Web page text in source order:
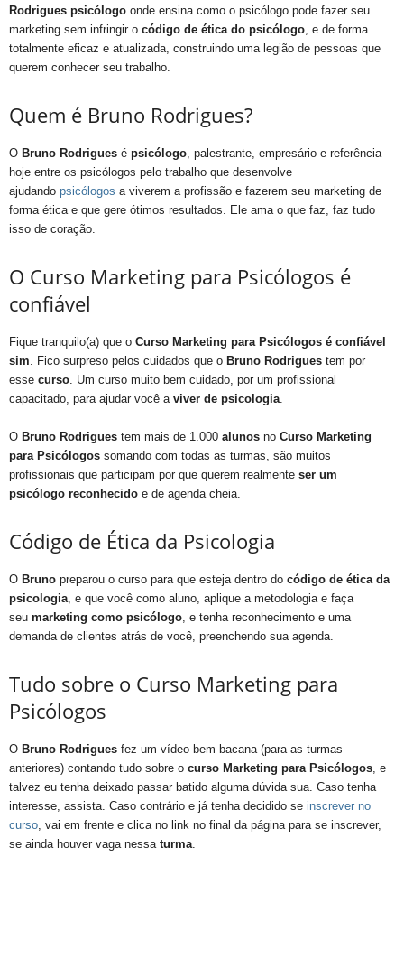
Rodrigues psicólogo onde ensina como o psicólogo pode fazer seu
marketing sem infringir o código de ética do psicólogo, e de forma
totalmente eficaz e atualizada, construindo uma legião de pessoas que
querem conhecer seu trabalho.
Quem é Bruno Rodrigues?
O Bruno Rodrigues é psicólogo, palestrante, empresário e referência
hoje entre os psicólogos pelo trabalho que desenvolve
ajudando psicólogos a viverem a profissão e fazerem seu marketing de
forma ética e que gere ótimos resultados. Ele ama o que faz, faz tudo
isso de coração.
O Curso Marketing para Psicólogos é
confiável
Fique tranquilo(a) que o Curso Marketing para Psicólogos é confiável
sim. Fico surpreso pelos cuidados que o Bruno Rodrigues tem por
esse curso. Um curso muito bem cuidado, por um profissional
capacitado, para ajudar você a viver de psicologia.
O Bruno Rodrigues tem mais de 1.000 alunos no Curso Marketing
para Psicólogos somando com todas as turmas, são muitos
profissionais que participam por que querem realmente ser um
psicólogo reconhecido e de agenda cheia.
Código de Ética da Psicologia
O Bruno preparou o curso para que esteja dentro do código de ética da
psicologia, e que você como aluno, aplique a metodologia e faça
seu marketing como psicólogo, e tenha reconhecimento e uma
demanda de clientes atrás de você, preenchendo sua agenda.
Tudo sobre o Curso Marketing para
Psicólogos
O Bruno Rodrigues fez um vídeo bem bacana (para as turmas
anteriores) contando tudo sobre o curso Marketing para Psicólogos, e
talvez eu tenha deixado passar batido alguma dúvida sua. Caso tenha
interesse, assista. Caso contrário e já tenha decidido se inscrever no
curso, vai em frente e clica no link no final da página para se inscrever,
se ainda houver vaga nessa turma.